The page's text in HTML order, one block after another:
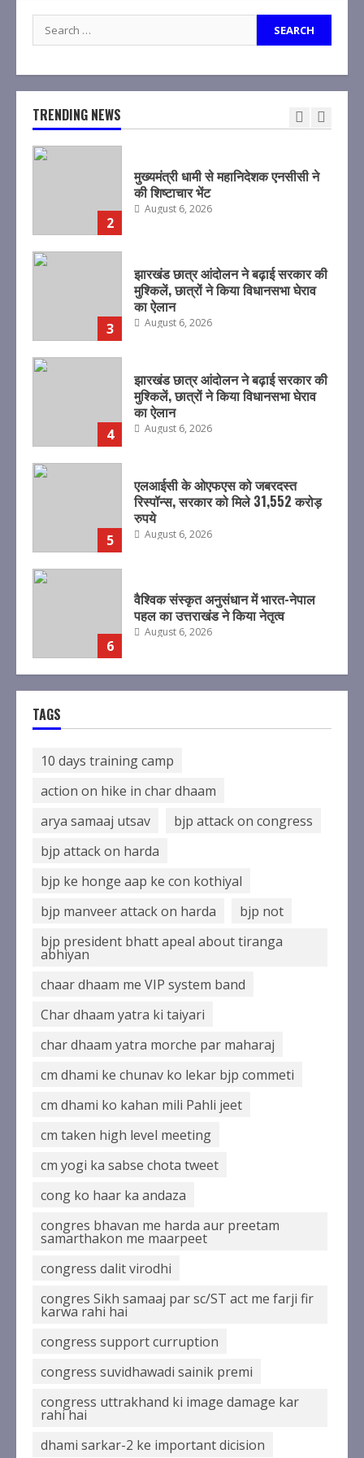
Search
for:
TRENDING NEWS
1
2
3
झारखंड छात्र आंदोलन ने बढ़ाई सरकार की
मुश्किलें, छात्रों ने किया विधानसभा घेराव
का ऐलान
August 6, 2026
4
झारखंड छात्र आंदोलन ने बढ़ाई सरकार की
मुश्किलें, छात्रों ने किया विधानसभा घेराव
का ऐलान
August 6, 2026
5
एलआईसी के ओएफएस को जबरदस्त
रिस्पॉन्स, सरकार को मिले 31,552 करोड़
रुपये
August 6, 2026
6
वैश्विक संस्कृत अनुसंधान में भारत-नेपाल
पहल का उत्तराखंड ने किया नेतृत्व
August 6, 2026
7
कांवड़ मेले में मिलावट पर कड़ी निगरानी,
मोबाइल फूड टेस्टिंग लैब से हो रही मौके पर
निःशुल्क जांच
August 5, 2026
1
2
की शिष्टाचार भेंट
August 6, 2026
झारखंड छात्र आंदोलन ने बढ़ाई सरकार की
मुश्किलें, छात्रों ने किया विधानसभा घेराव
का ऐलान
4
झारखंड छात्र आंदोलन ने बढ़ाई सरकार की
का ऐलान
5
एलआईसी के ओएफएस को जबरदस्त
रिस्पॉन्स, सरकार को मिले 31,552 करोड़
August 6, 2026
TAGS
10 days training camp
action on hike in char dhaam
arya samaaj utsav
bjp attack on congress
bjp attack on harda
bjp ke honge aap ke con kothiyal
bjp manveer attack on harda
bjp not
bjp president bhatt apeal about tiranga
abhiyan
chaar dhaam me VIP system band
Char dhaam yatra ki taiyari
char dhaam yatra morche par maharaj
cm dhami ke chunav ko lekar bjp commeti
cm dhami ko kahan mili Pahli jeet
cm taken high level meeting
cm yogi ka sabse chota tweet
cong ko haar ka andaza
congres bhavan me harda aur preetam
samarthakon me maarpeet
congress dalit virodhi
congres Sikh samaaj par sc/ST act me farji fir
karwa rahi hai
congress support curruption
congress suvidhawadi sainik premi
congress uttrakhand ki image damage kar
rahi hai
dhami sarkar-2 ke important dicision